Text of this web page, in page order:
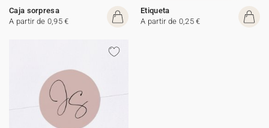
Caja sorpresa
A partir de 0,95 €
Etiqueta
A partir de 0,25 €